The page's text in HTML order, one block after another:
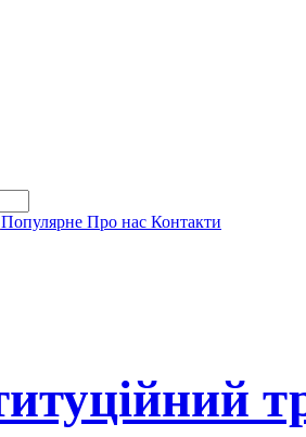
Популярне Про нас Контакти